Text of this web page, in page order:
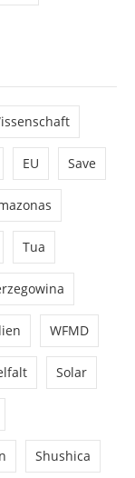
EU Save
Tua
WFMD
Solar
Shushica